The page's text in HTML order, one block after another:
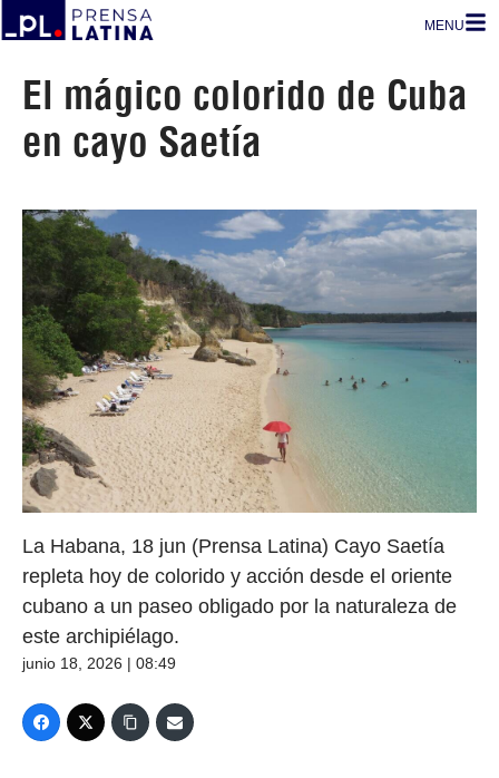
MENU
El mágico colorido de Cuba
en cayo Saetía
La Habana, 18 jun (Prensa Latina) Cayo Saetía
repleta hoy de colorido y acción desde el oriente
cubano a un paseo obligado por la naturaleza de
este archipiélago.
junio 18, 2026 | 08:49